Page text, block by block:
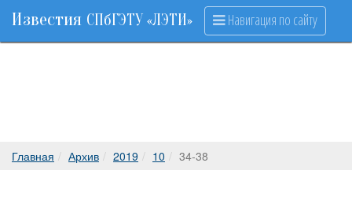
Известия СПбГЭТУ «ЛЭТИ» Навигация по сайту
Главная Архив 2019 10 34-38